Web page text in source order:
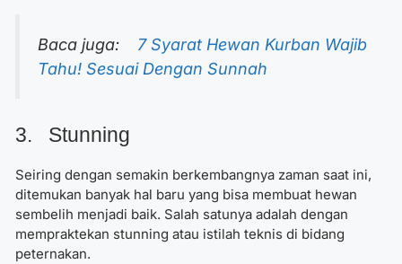
Baca juga: 7 Syarat Hewan Kurban Wajib
Tahu! Sesuai Dengan Sunnah
3. Stunning
Seiring dengan semakin berkembangnya zaman saat ini,
ditemukan banyak hal baru yang bisa membuat hewan
sembelih menjadi baik. Salah satunya adalah dengan
mempraktekan stunning atau istilah teknis di bidang
peternakan.